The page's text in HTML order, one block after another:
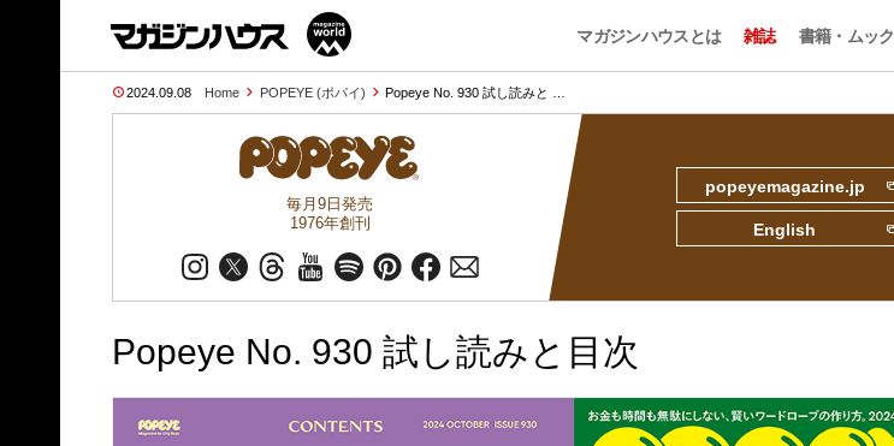
マガジンハウスとは 雑誌 書籍・ムック
2024.09.08 Home POPEYE (ポパイ) Popeye No. 930 試し読みと …
毎月9日発売
1976年創刊
popeyemagazine.jp
English
Popeye No. 930 試し読みと目次